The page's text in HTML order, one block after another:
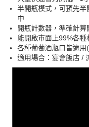
半開瓶模式，可預先
中
開瓶計數器，準確計算
能開啟市面上99%各
各種葡萄酒瓶口皆適
適用場合：宴會飯店 /